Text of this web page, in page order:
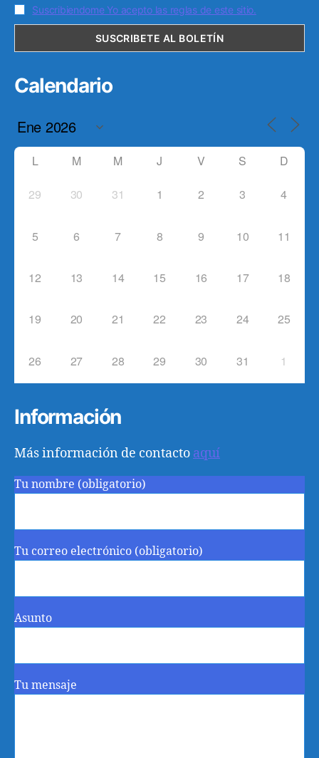
Suscribiendome Yo acepto las reglas de este sitio.
Calendario
L M M J V S D
29 30 31 1 2 3 4
5 6 7 8 9 10 11
12 13 14 15 16 17 18
19 20 21 22 23 24 25
26 27 28 29 30 31 1
Información
Más información de contacto aquí
Tu nombre (obligatorio)
Tu correo electrónico (obligatorio)
Asunto
Tu mensaje